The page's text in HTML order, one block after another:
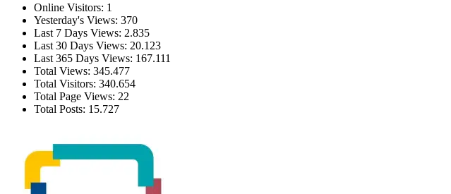
Online Visitors: 1
Yesterday's Views: 370
Last 7 Days Views: 2.835
Last 30 Days Views: 20.123
Last 365 Days Views: 167.111
Total Views: 345.477
Total Visitors: 340.654
Total Page Views: 22
Total Posts: 15.727